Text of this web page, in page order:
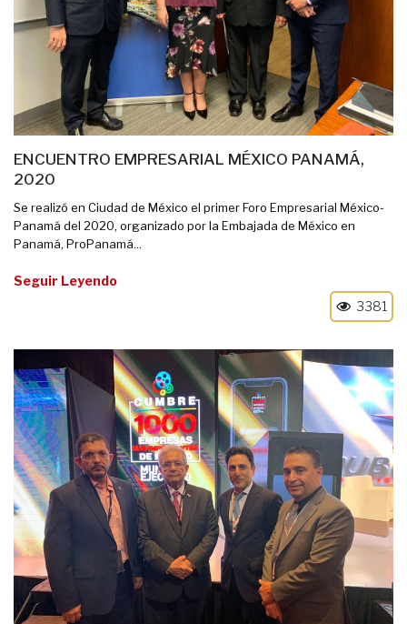
ENCUENTRO EMPRESARIAL MÉXICO PANAMÁ,
2020
Se realizó en Ciudad de México el primer Foro Empresarial México-
Panamá del 2020, organizado por la Embajada de México en
Panamá, ProPanamá...
Seguir Leyendo
3381